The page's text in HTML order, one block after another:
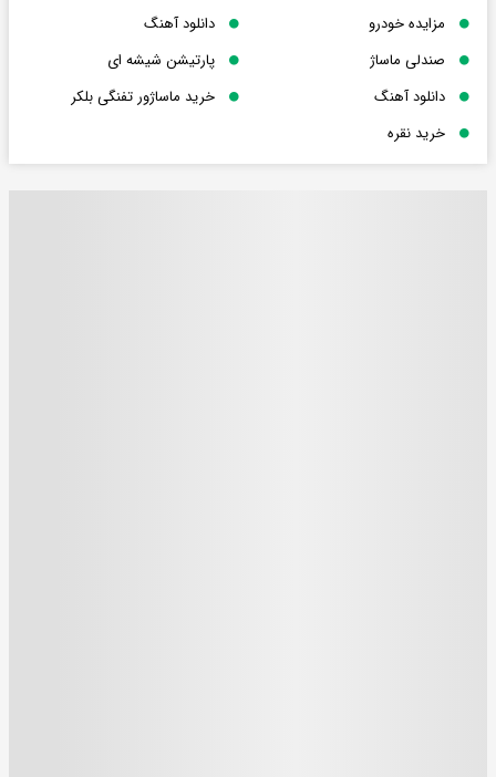
مزایده خودرو
دانلود آهنگ
صندلی ماساژ
پارتیشن شیشه ای
دانلود آهنگ
خرید ماساژور تفنگی بلکر
خرید نقره